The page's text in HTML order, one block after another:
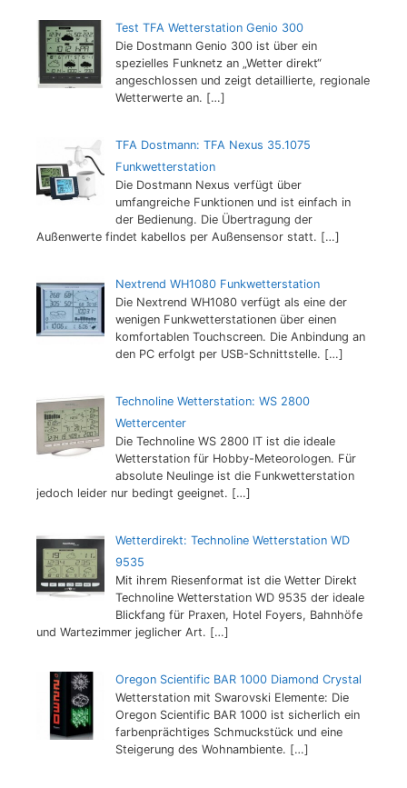
Test TFA Wetterstation Genio 300
Die Dostmann Genio 300 ist über ein
spezielles Funknetz an „Wetter direkt“
angeschlossen und zeigt detaillierte, regionale
Wetterwerte an. […]
TFA Dostmann: TFA Nexus 35.1075
Funkwetterstation
Die Dostmann Nexus verfügt über
umfangreiche Funktionen und ist einfach in
der Bedienung. Die Übertragung der
Außenwerte findet kabellos per Außensensor statt. […]
Nextrend WH1080 Funkwetterstation
Die Nextrend WH1080 verfügt als eine der
wenigen Funkwetterstationen über einen
komfortablen Touchscreen. Die Anbindung an
den PC erfolgt per USB-Schnittstelle. […]
Technoline Wetterstation: WS 2800
Wettercenter
Die Technoline WS 2800 IT ist die ideale
Wetterstation für Hobby-Meteorologen. Für
absolute Neulinge ist die Funkwetterstation
jedoch leider nur bedingt geeignet. […]
Wetterdirekt: Technoline Wetterstation WD
9535
Mit ihrem Riesenformat ist die Wetter Direkt
Technoline Wetterstation WD 9535 der ideale
Blickfang für Praxen, Hotel Foyers, Bahnhöfe
und Wartezimmer jeglicher Art. […]
Oregon Scientific BAR 1000 Diamond Crystal
Wetterstation mit Swarovski Elemente: Die
Oregon Scientific BAR 1000 ist sicherlich ein
farbenprächtiges Schmuckstück und eine
Steigerung des Wohnambiente. […]